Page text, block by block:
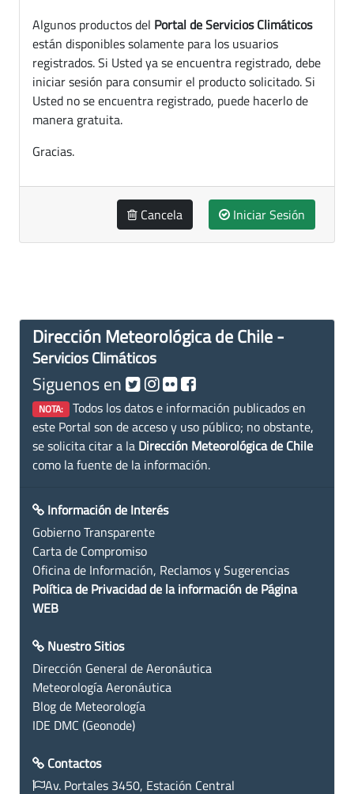
Algunos productos del Portal de Servicios Climáticos
están disponibles solamente para los usuarios
registrados. Si Usted ya se encuentra registrado, debe
iniciar sesión para consumir el producto solicitado. Si
Usted no se encuentra registrado, puede hacerlo de
manera gratuita.
Gracias.
Cancela Iniciar Sesión
Dirección Meteorológica de Chile -
Servicios Climáticos
Siguenos en
NOTA: Todos los datos e información publicados en
este Portal son de acceso y uso público; no obstante,
se solicita citar a la Dirección Meteorológica de Chile
como la fuente de la información.
Información de Interés
Gobierno Transparente
Carta de Compromiso
Oficina de Información, Reclamos y Sugerencias
Política de Privacidad de la información de Página
WEB
Nuestro Sitios
Dirección General de Aeronáutica
Meteorología Aeronáutica
Blog de Meteorología
IDE DMC (Geonode)
Contactos
Av. Portales 3450, Estación Central